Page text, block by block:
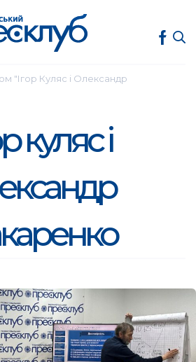
"Ігор Куляс і Олександр
куляс і